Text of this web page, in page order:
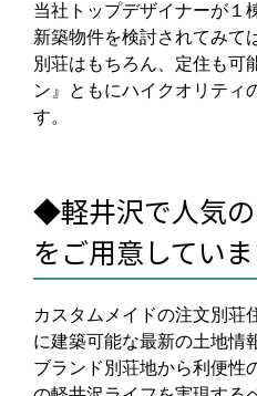
当社トップデザイナーが１
新築物件を検討されてみて
別荘はもちろん、定住も可
ン』ともにハイクオリティ
す。
◆軽井沢で人気
をご用意してい
カスタムメイドの注文別荘
に建築可能な最新の土地情
ブランド別荘地から利便性